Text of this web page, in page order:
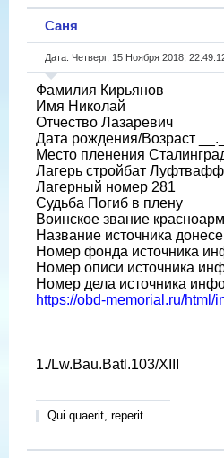
Саня
Дата: Четверг, 15 Ноября 2018,
Фамилия Кирьянов
Имя Николай
Отчество Лазаревич
Дата рождения/Возраст
Место пленения
Лагерь стройбат
Лагерный номер 281
Судьба Погиб в плену
Воинское звание
Название источника
Номер фонда источника
Номер описи источника
Номер дела источника
https://obd-memorial.ru/html/
1./Lw.Bau.Batl.103/XIII
Qui quaerit, reperit